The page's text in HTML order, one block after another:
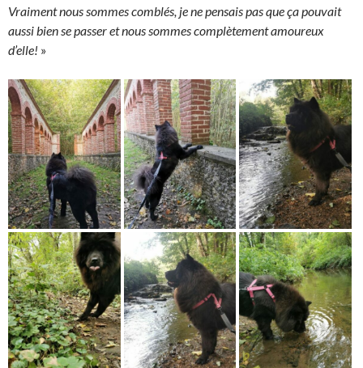
Vraiment nous sommes comblés, je ne pensais pas que ça pouvait
aussi bien se passer et nous sommes complètement amoureux
d’elle! »